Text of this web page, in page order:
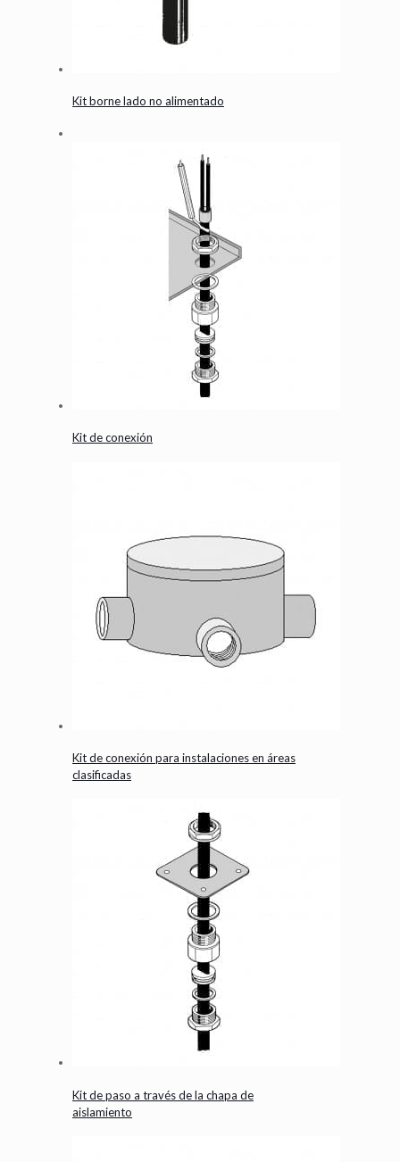
Kit borne lado no alimentado
Kit de conexión
Kit de conexión para instalaciones en áreas
clasificadas
Kit de paso a través de la chapa de
aislamiento